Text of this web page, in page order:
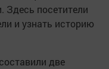
Здесь посетители
и узнать историю
две